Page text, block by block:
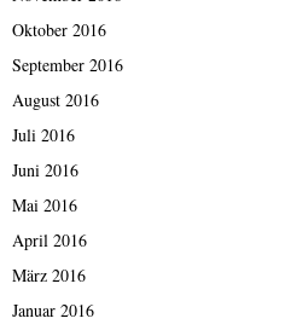
Oktober 2016
September 2016
August 2016
Juli 2016
Juni 2016
Mai 2016
April 2016
März 2016
Januar 2016